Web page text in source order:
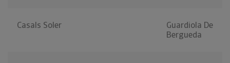
Casals Soler
Guardiola De
Bergueda